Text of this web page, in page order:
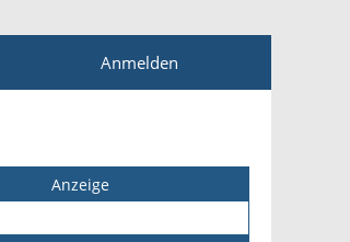
Anmelden
Anzeige